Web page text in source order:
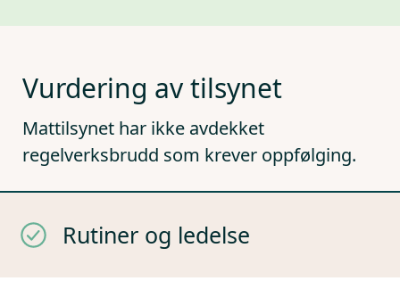
Vurdering av tilsynet
Mattilsynet har ikke avdekket
regelverksbrudd som krever oppfølging.
Rutiner og ledelse